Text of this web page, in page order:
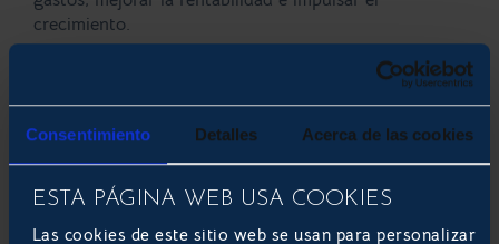
Consentimiento Detalles Acerca de las cookies
ESTA PÁGINA WEB USA COOKIES
Las cookies de este sitio web se usan para personalizar
crecimiento.
Develoop Software: expertos en
implementación de ERP